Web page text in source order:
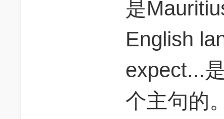
是
English
expect...
个主句的